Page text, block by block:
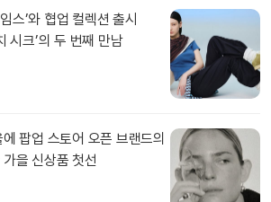
스’와 협업 컬렉션 출시
시크’의 두 번째 만남
팝업 스토어 오픈 브랜드의
을 신상품 첫선